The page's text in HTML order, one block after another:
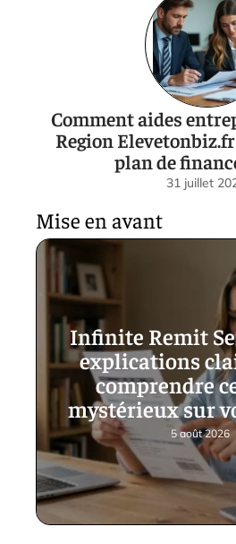
Comment aides
Region
plan de
31 juillet
Mise en avant
Infinite Remit
explications
comprendre
mystérieux sur
5 août 2026